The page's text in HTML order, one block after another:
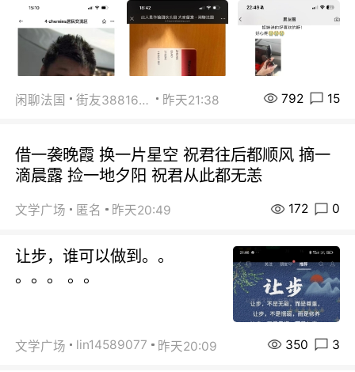
闲聊法国 街友38816967 昨天21:38 792 15
借一袭晚霞 换一片星空 祝君往后都顺风 摘一
滴晨露 捡一地夕阳 祝君从此都无恙
文学广场 匿名 昨天20:49 172 0
让步，谁可以做到。。
。。。 。。
文学广场 lin14589077 昨天20:09 350 3